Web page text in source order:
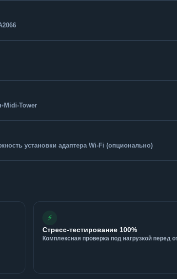
• Midi-Tower
установки адаптера Wi-Fi (опционально)
⚡
Стресс-тестирование 100%
Комплексная проверка под нагрузкой перед